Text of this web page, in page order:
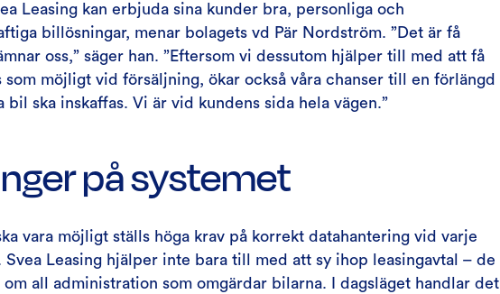
Leasing kan erbjuda sina kunder bra, personliga och
billösningar, menar bolagets vd Pär Nordström. ”Det är få
oss,” säger han. ”Eftersom vi dessutom hjälper till med att få
som möjligt vid försäljning, ökar också våra chanser till en förlängd
bil ska inskaffas. Vi är vid kundens sida hela vägen.”
på systemet
vara möjligt ställs höga krav på korrekt datahantering vid varje
Svea Leasing hjälper inte bara till med att sy ihop leasingavtal – de
om all administration som omgärdar bilarna. I dagsläget handlar det